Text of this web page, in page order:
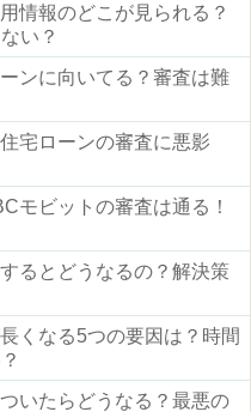
情報のどこが見られる？
い？
ンに向いてる？審査は難
宅ローンの審査に悪影
モビットの審査は通る！
るとどうなるの？解決策
くなる5つの要因は？時間
いたらどうなる？最悪の